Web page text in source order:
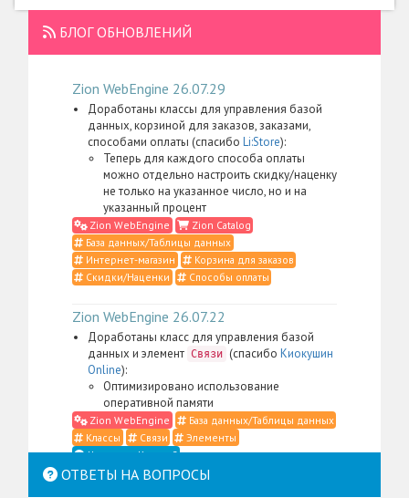
БЛОГ ОБНОВЛЕНИЙ
Zion WebEngine 26.07.29
Доработаны классы для управления базой
данных, корзиной для заказов, заказами,
способами оплаты (спасибо Li:Store):
Теперь для каждого способа оплаты
можно отдельно настроить скидку/наценку
не только на указанное число, но и на
указанный процент
Zion WebEngine
Zion Catalog
База данных/Таблицы данных
Интернет-магазин
Корзина для заказов
Скидки/Наценки
Способы оплаты
Zion WebEngine 26.07.22
Доработаны класс для управления базой
данных и элемент Связи (спасибо Киокушин
Online):
Оптимизировано использование
оперативной памяти
Zion WebEngine
База данных/Таблицы данных
Классы
Связи
Элементы
Что такое Классы?
Zion WebEngine 26.07.21
ОТВЕТЫ НА ВОПРОСЫ